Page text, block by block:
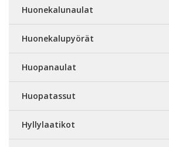
Huonekalunaulat
Huonekalupyörät
Huopanaulat
Huopatassut
Hyllylaatikot